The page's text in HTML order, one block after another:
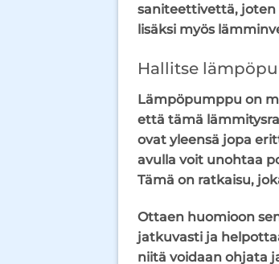
saniteettivettä, joten
lisäksi myös
Hallitse
Lämpöpumppu on
että tämä
ovat yleensä jopa
avulla voit unohtaa
Tämä on ratkaisu,
Ottaen huomioon
jatkuvasti ja
niitä voidaan ohjata